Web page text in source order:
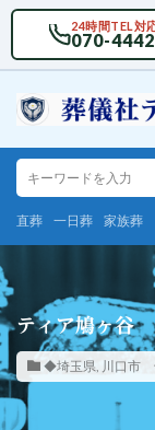
24時間TEL対
070-
直葬 一日葬 家族葬
ティア鳩ヶ谷
◆埼玉県, 川口市